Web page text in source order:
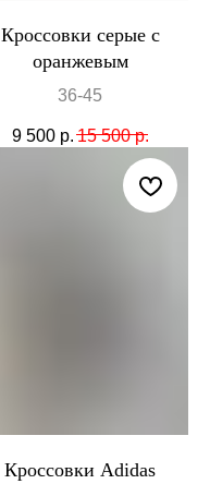
Кроссовки серые с
оранжевым
36-45
9 500 р. 15 500 р.
Кроссовки Adidas